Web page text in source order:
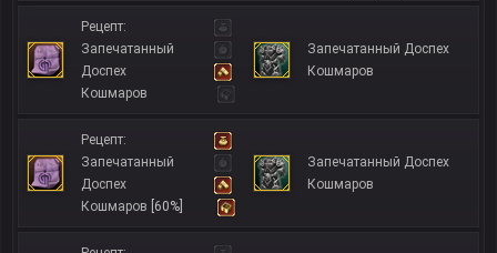
Рецепт:
Запечатанный
Доспех
Кошмаров
Запечатанный Доспех
Кошмаров
Рецепт:
Запечатанный
Доспех
Кошмаров [60%]
Запечатанный Доспех
Кошмаров